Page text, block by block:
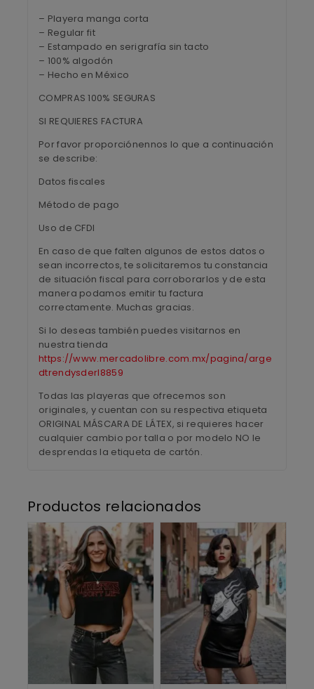
– Playera manga corta
– Regular fit
– Estampado en serigrafía sin tacto
– 100% algodón
– Hecho en México
COMPRAS 100% SEGURAS
SI REQUIERES FACTURA
Por favor proporciónennos lo que a continuación
se describe:
Datos fiscales
Método de pago
Uso de CFDI
En caso de que falten algunos de estos datos o
sean incorrectos, te solicitaremos tu constancia
de situación fiscal para corroborarlos y de esta
manera podamos emitir tu factura
correctamente. Muchas gracias.
Si lo deseas también puedes visitarnos en
nuestra tienda
https://www.mercadolibre.com.mx/pagina/arge
dtrendysderl8859
Todas las playeras que ofrecemos son
originales, y cuentan con su respectiva etiqueta
ORIGINAL MÁSCARA DE LÁTEX, si requieres hacer
cualquier cambio por talla o por modelo NO le
desprendas la etiqueta de cartón.
Productos relacionados